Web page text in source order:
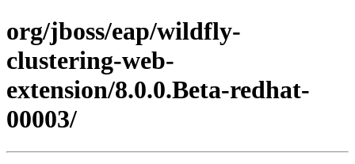
org/jboss/eap/wildfly-
clustering-web-
extension/8.0.0.Beta-redhat-
00003/